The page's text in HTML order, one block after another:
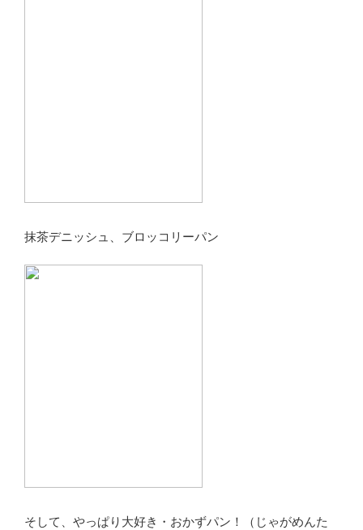
抹茶デニッシュ、ブロッコリーパン
そして、やっぱり大好き・おかずパン！（じゃがめんた